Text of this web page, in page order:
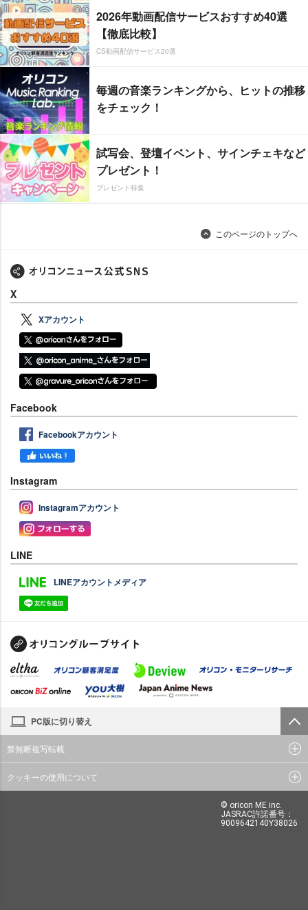
2026年動画配信サービスおすすめ40選
【徹底比較】
CS動画配信サービス20選
毎週の音楽ランキングから、ヒットの推移
をチェック！
試写会、登壇イベント、サインチェキなど
プレゼント！
プレゼント特集
このページのトップへ
X
Xアカウント
Facebook
Facebookアカウント
Instagram
Instagramアカウント
LINE
LINEアカウントメディア
PC版に切り替え
禁無断複写転載
クッキーの使用について
© oricon ME inc.
JASRAC許諾番号：
9009642140Y38026